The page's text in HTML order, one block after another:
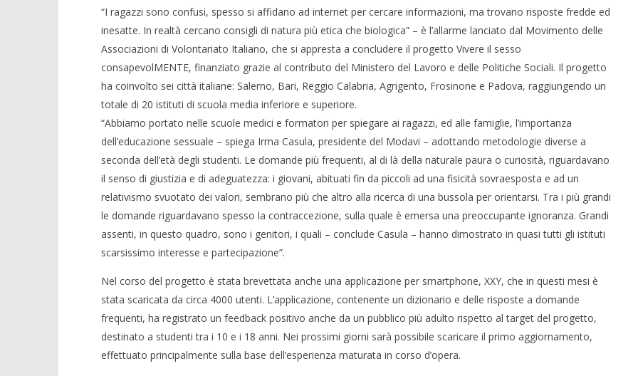
NOW VIEWING
I giovani non conoscono l’amore
10/07/2013
Redazione
Crolla il monopolio Siae con
10/07/2013
Redazione
Pink Floyd in mostra a Roma
10/07/2013
Redazione
“I ragazzi sono confusi, spesso si affidano ad internet per cercare informazioni, ma trovano risposte fredde ed
inesatte. In realtà cercano consigli di natura più etica che biologica” – è l’allarme lanciato dal Movimento delle
Associazioni di Volontariato Italiano, che si appresta a concludere il progetto Vivere il sesso
consapevolMENTE, finanziato grazie al contributo del Ministero del Lavoro e delle Politiche Sociali. Il progetto
ha coinvolto sei città italiane: Salerno, Bari, Reggio Calabria, Agrigento, Frosinone e Padova, raggiungendo un
totale di 20 istituti di scuola media inferiore e superiore.
“Abbiamo portato nelle scuole medici e formatori per spiegare ai ragazzi, ed alle famiglie, l’importanza
dell’educazione sessuale – spiega Irma Casula, presidente del Modavi – adottando metodologie diverse a
seconda dell’età degli studenti. Le domande più frequenti, al di là della naturale paura o curiosità, riguardavano
il senso di giustizia e di adeguatezza: i giovani, abituati fin da piccoli ad una fisicità sovraesposta e ad un
relativismo svuotato dei valori, sembrano più che altro alla ricerca di una bussola per orientarsi. Tra i più grandi
le domande riguardavano spesso la contraccezione, sulla quale è emersa una preoccupante ignoranza. Grandi
assenti, in questo quadro, sono i genitori, i quali – conclude Casula – hanno dimostrato in quasi tutti gli istituti
scarsissimo interesse e partecipazione”.
Nel corso del progetto è stata brevettata anche una applicazione per smartphone, XXY, che in questi mesi è
stata scaricata da circa 4000 utenti. L’applicazione, contenente un dizionario e delle risposte a domande
frequenti, ha registrato un feedback positivo anche da un pubblico più adulto rispetto al target del progetto,
destinato a studenti tra i 10 e i 18 anni. Nei prossimi giorni sarà possibile scaricare il primo aggiornamento,
effettuato principalmente sulla base dell’esperienza maturata in corso d’opera.